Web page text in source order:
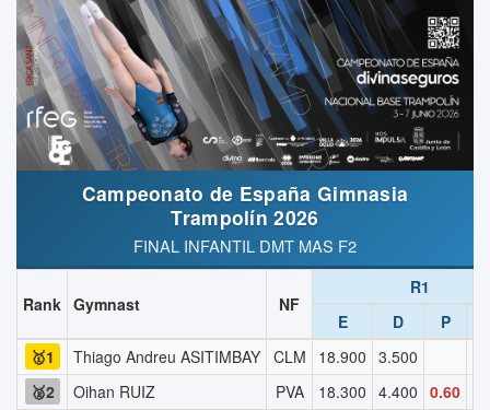
Campeonato de España Gimnasia
Trampolín 2026
FINAL INFANTIL DMT MAS F2
Rank Gymnast NF
R1
E
D P
🥇1
Thiago Andreu ASITIMBAY CLM 18.900 3.500
🥈2
Oihan RUIZ PVA 18.300 4.400 0.60